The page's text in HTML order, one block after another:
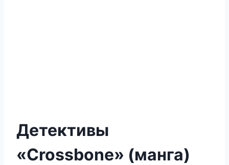
Детективы
«Crossbone» (манга)